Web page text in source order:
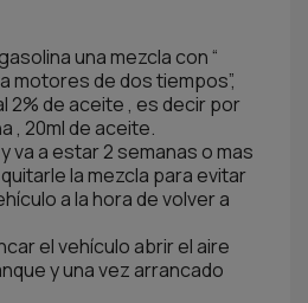
una mezcla con “
motores de dos tiempos”,
2% de aceite , es decir por
, 20ml de aceite.
va a estar 2 semanas o mas
la mezcla para evitar
a la hora de volver a
el vehículo abrir el aire
y una vez arrancado